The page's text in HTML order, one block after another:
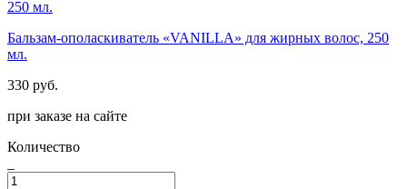
Бальзам-ополаскиватель «VANILLA» для жирных волос, 250
мл.
330 руб.
при заказе на сайте
Количество